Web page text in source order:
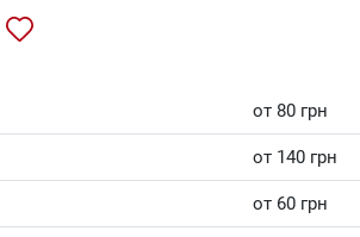
от 80 грн
от 140 грн
от 60 грн